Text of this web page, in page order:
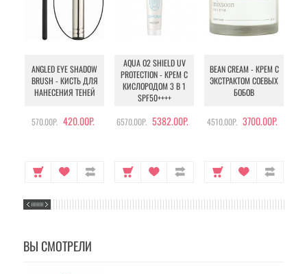
ANGLED EYE SHADOW
BRUSH - КИСТЬ ДЛЯ
НАНЕСЕНИЯ ТЕНЕЙ
570.00Р. 420.00Р.
AQUA O2 SHIELD UV
PROTECTION - КРЕМ С
КИСЛОРОДОМ 3 В 1
SPF50++++
6570.00Р. 5382.00Р.
BEAN CREAM - КРЕМ С
ЭКСТРАКТОМ СОЕВЫХ
БОБОВ
4510.00Р. 3700.00Р.
ВЫ СМОТРЕЛИ